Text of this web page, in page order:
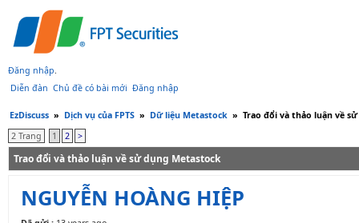
Đăng nhập.
Diễn đàn Chủ đề có bài mới Đăng nhập
EzDiscuss » Dịch vụ của FPTS » Dữ liệu Metastock » Trao đổi và thảo luận về
2 Trang
1 2 >
Trao đổi và thảo luận về sử dụng Metastock
NGUYỄN HOÀNG HIỆP